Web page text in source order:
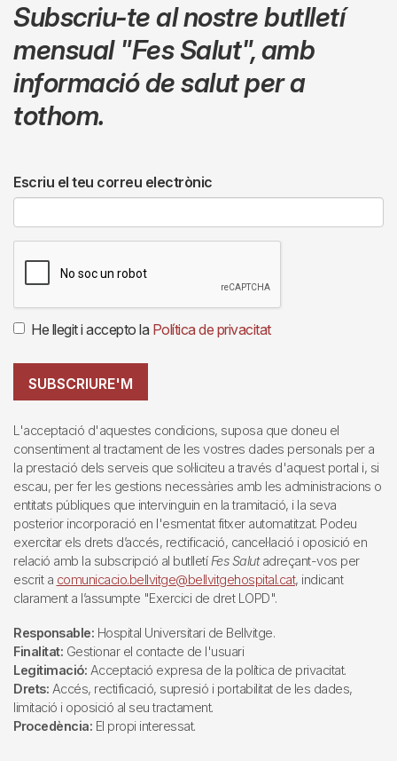
Subscriu-te al nostre butlletí
mensual "Fes Salut",amb
informació de salut per a
tothom.
Escriu el teu correu electrònic
He llegit i accepto la Política de privacitat
SUBSCRIURE'M
L'acceptació d'aquestes condicions, suposa que doneu el
consentiment al tractament de les vostres dades personals per a
la prestació dels serveis que sol·liciteu a través d'aquest portal i, si
escau, per fer les gestions necessàries amb les administracions o
entitats públiques que intervinguin en la tramitació, i la seva
posterior incorporació en l'esmentat fitxer automatitzat. Podeu
exercitar els drets d’accés, rectificació, cancel·lació i oposició en
relació amb la subscripció al butlletí Fes Salutadreçant-vos per
escrit a comunicacio.bellvitge@bellvitgehospital.cat, indicant
clarament a l’assumpte "Exercici de dret LOPD".
Responsable: Hospital Universitari de Bellvitge.
Finalitat: Gestionar el contacte de l'usuari
Legitimació: Acceptació expresa de la política de privacitat.
Drets: Accés, rectificació, supresió i portabilitat de les dades,
limitació i oposició al seu tractament.
Procedència: El propi interessat.